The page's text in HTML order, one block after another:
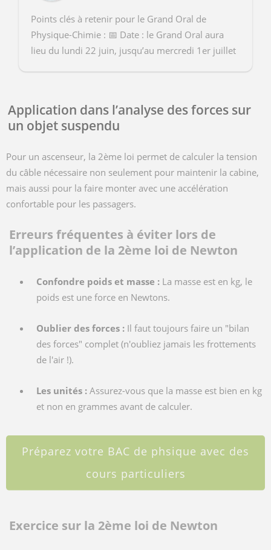
Points clés à retenir pour le Grand Oral de
Physique-Chimie : 📅 Date : le Grand Oral aura
lieu du lundi 22 juin, jusqu’au mercredi 1er juillet
Application dans l’analyse des forces sur
un objet suspendu
Pour un ascenseur, la 2ème loi permet de calculer la tension
du câble nécessaire non seulement pour maintenir la cabine,
mais aussi pour la faire monter avec une accélération
confortable pour les passagers.
Erreurs fréquentes à éviter lors de
l’application de la 2ème loi de Newton
Confondre poids et masse : La masse est en kg, le
poids est une force en Newtons.
Oublier des forces : Il faut toujours faire un "bilan
des forces" complet (n'oubliez jamais les frottements
de l'air !).
Les unités : Assurez-vous que la masse est bien en kg
et non en grammes avant de calculer.
Préparez votre BAC de phsique avec des
cours particuliers
Exercice sur la 2ème loi de Newton